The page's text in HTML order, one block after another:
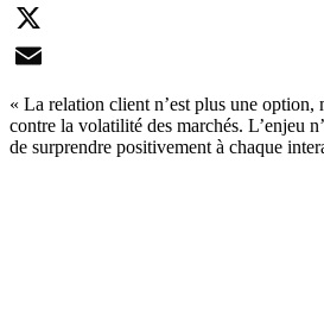
LinkedIn
X
Email
« La relation client n’est plus une option,
contre la volatilité des marchés. L’enjeu
de surprendre positivement à chaque